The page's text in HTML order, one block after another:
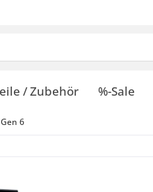
/ Zubehör %-Sale
Gen 6